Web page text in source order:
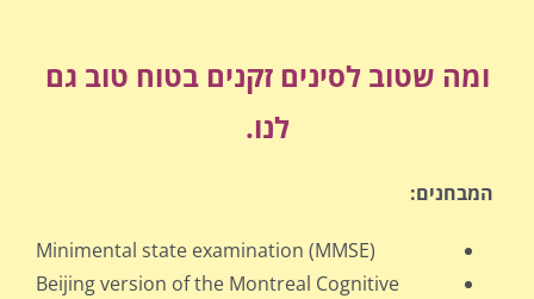
ומה שטוב לסינים זקנים בטוח טוב גם
לנו.
המבחנים:
Minimental state examination (MMSE)
Beijing version of the Montreal Cognitive